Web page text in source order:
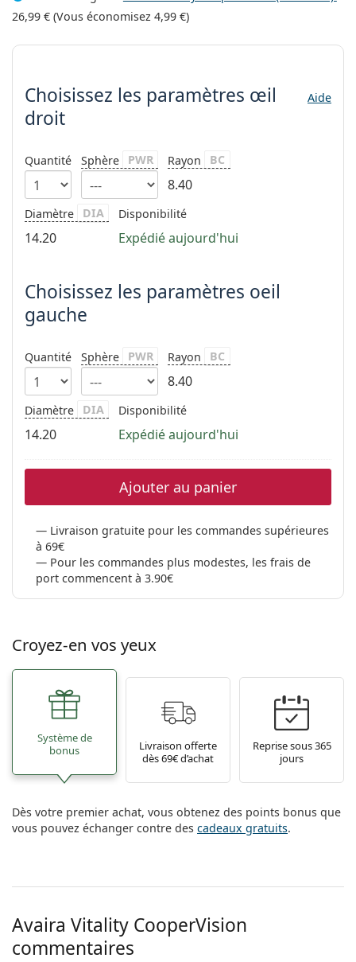
Marc Jacobs
Toutes les marques
Prada
Toutes les marques
02 446 01 11
hors ligne
26,99 € (Vous économisez 4,99 €)
Choisissez les paramètres
Choisissez les paramètres œil
droit
Aide
Quantité Sphère PWR Rayon BC
8.40
Diamètre DIA
14.20
Disponibilité
Expédié aujourd'hui
Choisissez les paramètres oeil
gauche
Quantité Sphère PWR Rayon BC
8.40
Diamètre DIA
14.20
Disponibilité
Expédié aujourd'hui
Ajouter au panier
Livraison gratuite pour les commandes supérieures
à 69€
Pour les commandes plus modestes, les frais de
port commencent à 3.90€
Croyez-en vos yeux
Système de
bonus
Livraison offerte
dès 69€ d’achat
Reprise sous 365
jours
Dès votre premier achat, vous obtenez des points bonus que
vous pouvez échanger contre des cadeaux gratuits.
Avaira Vitality CooperVision
commentaires